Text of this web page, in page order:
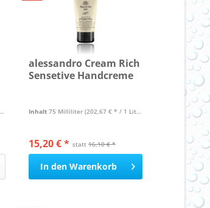
alessandro Cream Rich
Sensetive Handcreme
Inhalt 75 Milliliter (202,67 € * / 1 Liter)
statt 16,10 € *
15,20 € *
In den Warenkorb